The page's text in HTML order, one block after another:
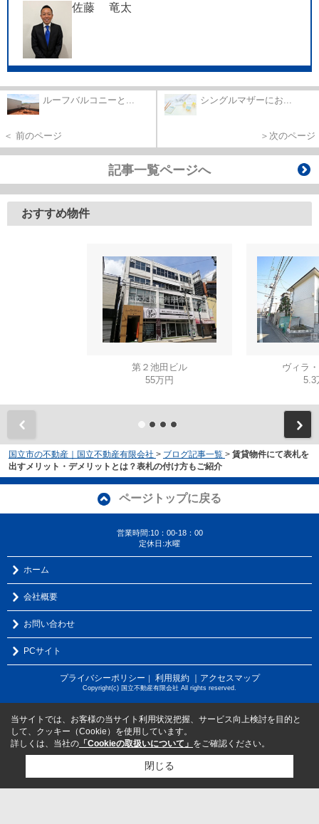
佐藤 竜太
ルーフバルコニーと...
＜ 前のページ
シングルマザーにお...
＞次のページ
記事一覧ページへ
おすすめ物件
第２池田ビル
55万円
ヴィラ
5.3
国立市の不動産｜国立不動産有限会社 > ブログ記事一覧 > 賃貸物件にて表札を
出すメリット・デメリットとは？表札の付け方もご紹介
ページトップに戻る
営業時間:10：00-18：00
定休日:水曜
ホーム
会社概要
お問い合わせ
PCサイト
プライバシーポリシー ｜ 利用規約 ｜アクセスマップ
Copyright(c) 国立不動産有限会社 All rights reserved.
当サイトでは、お客様の当サイト利用状況把握、サービス向上検討を目的と
して、クッキー（Cookie）を使用しています。
詳しくは、当社の 「Cookieの取扱いについて」 をご確認ください。
閉じる